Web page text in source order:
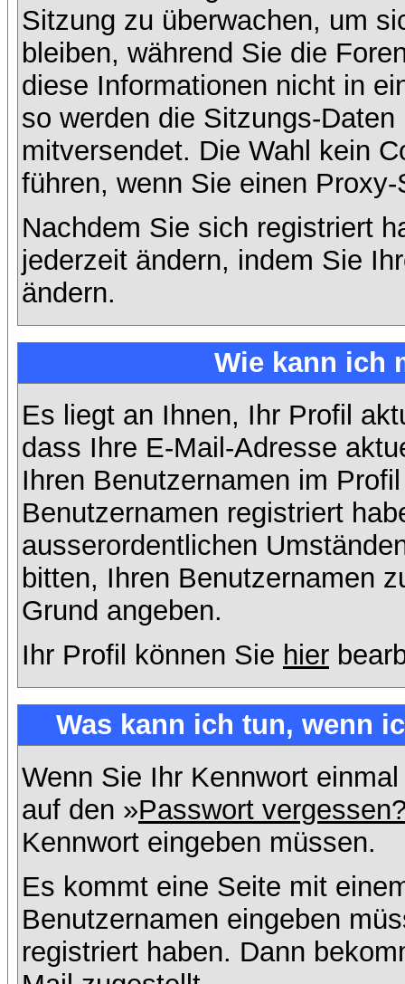
Sitzung zu überwachen, um
bleiben, während Sie die
diese Informationen nicht in
so werden die Sitzungs-
mitversendet. Die Wahl kein
führen, wenn Sie einen
Nachdem Sie sich registriert
jederzeit ändern, indem Sie
ändern.
Wie kann ich
Es liegt an Ihnen, Ihr Profil
dass Ihre E-Mail-Adresse
Ihren Benutzernamen im
Benutzernamen registriert
ausserordentlichen
bitten, Ihren Benutzernamen
Grund angeben.
Ihr Profil können Sie hier
Was kann ich tun, wenn
Wenn Sie Ihr Kennwort
auf den »Passwort
Kennwort eingeben müssen.
Es kommt eine Seite mit
Benutzernamen eingeben
registriert haben. Dann